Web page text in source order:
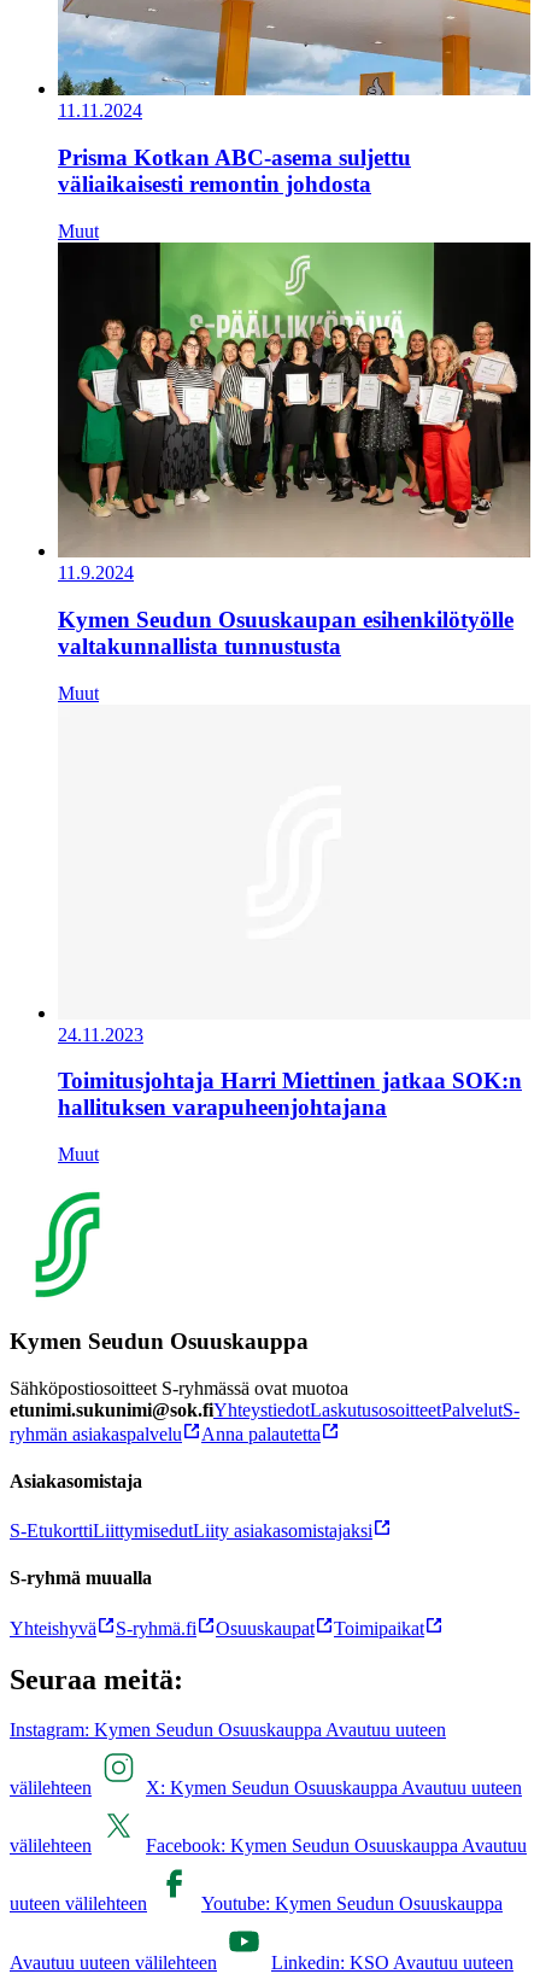
11.11.2024
Prisma Kotkan ABC-asema suljettu
väliaikaisesti remontin johdosta
Muut
11.9.2024
Kymen Seudun Osuuskaupan esihenkilötyölle
valtakunnallista tunnustusta
Muut
24.11.2023
Toimitusjohtaja Harri Miettinen jatkaa SOK:n
hallituksen varapuheenjohtajana
Muut
Kymen Seudun Osuuskauppa
Sähköpostiosoitteet S-ryhmässä ovat muotoa
etunimi.sukunimi@sok.fiYhteystiedotLaskutusosoitteetPalvelutS-
ryhmän asiakaspalvelu
Anna palautetta
Asiakasomistaja
S-EtukorttiLiittymisedutLiity asiakasomistajaksi
S-ryhmä muualla
Yhteishyvä S-ryhmä.fi Osuuskaupat Toimipaikat
Seuraa meitä:
Instagram: Kymen Seudun Osuuskauppa Avautuu uuteen
välilehteen X: Kymen Seudun Osuuskauppa Avautuu uuteen
välilehteen Facebook: Kymen Seudun Osuuskauppa Avautuu
uuteen välilehteen Youtube: Kymen Seudun Osuuskauppa
Avautuu uuteen välilehteen Linkedin: KSO Avautuu uuteen